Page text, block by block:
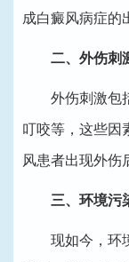
成白癜风病症的
二、外伤刺
外伤刺激包括
叮咬等，这些因
风患者出现外伤
三、环境污
现如今，环境